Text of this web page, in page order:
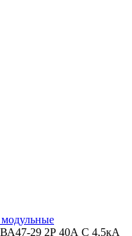
29 2Р 40А C 4,5кА